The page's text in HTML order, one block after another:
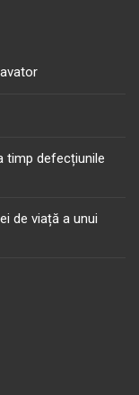
timp defecțiunile
de viață a unui